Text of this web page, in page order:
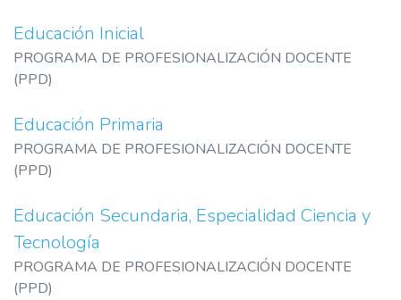
Educación Inicial
PROGRAMA DE PROFESIONALIZACIÓN DOCENTE
(PPD)
Educación Primaria
PROGRAMA DE PROFESIONALIZACIÓN DOCENTE
(PPD)
Educación Secundaria, Especialidad Ciencia y
Tecnología
PROGRAMA DE PROFESIONALIZACIÓN DOCENTE
(PPD)